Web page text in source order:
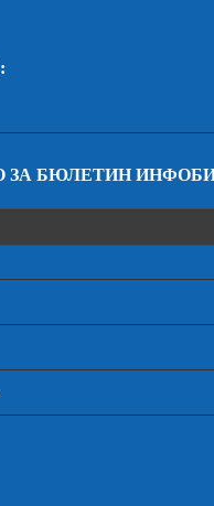
ЗА БЮЛЕТИН